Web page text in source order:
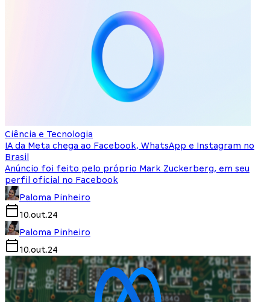
Ciência e Tecnologia
IA da Meta chega ao Facebook, WhatsApp e Instagram no
Brasil
Anúncio foi feito pelo próprio Mark Zuckerberg, em seu
perfil oficial no Facebook
Paloma Pinheiro
10.out.24
Paloma Pinheiro
10.out.24